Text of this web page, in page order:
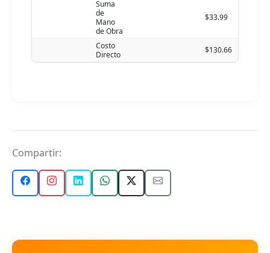
Suma
de
Mano
de Obra
$33.99
Costo
Directo
$130.66
Compartir: